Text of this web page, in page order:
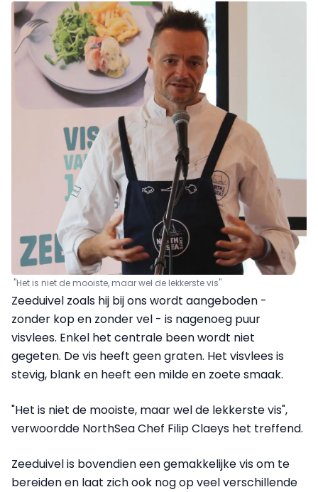
"Het is niet de mooiste, maar wel de lekkerste vis"
Zeeduivel zoals hij bij ons wordt aangeboden -
zonder kop en zonder vel - is nagenoeg puur
visvlees. Enkel het centrale been wordt niet
gegeten. De vis heeft geen graten. Het visvlees is
stevig, blank en heeft een milde en zoete smaak.
"Het is niet de mooiste, maar wel de lekkerste vis",
verwoordde NorthSea Chef Filip Claeys het treffend.
Zeeduivel is bovendien een gemakkelijke vis om te
bereiden en laat zich ook nog op veel verschillende